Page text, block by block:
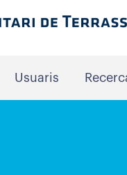
Usuaris